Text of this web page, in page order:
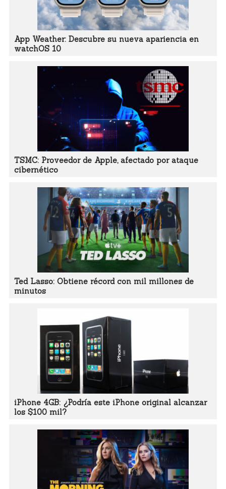
App Weather: Descubre su nueva apariencia en
watchOS 10
TSMC: Proveedor de Apple, afectado por ataque
cibernético
Ted Lasso: Obtiene récord con mil millones de
minutos
iPhone 4GB: ¿Podría este iPhone original alcanzar
los $100 mil?